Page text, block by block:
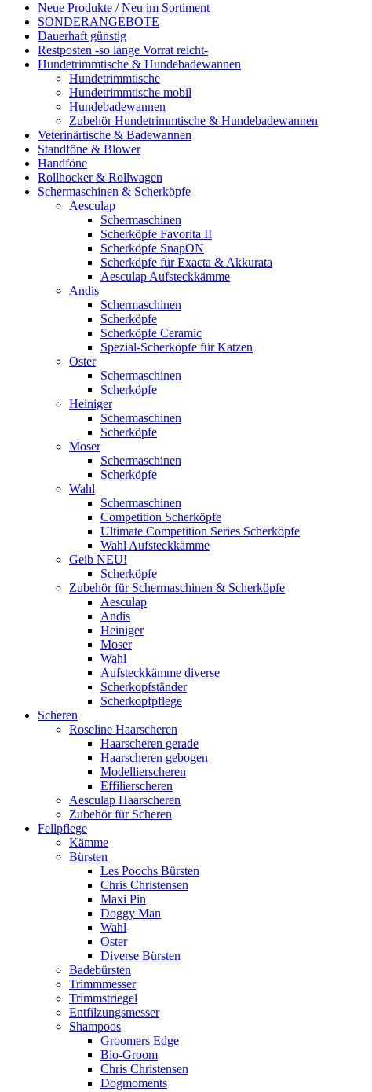
Neue Produkte / Neu im Sortiment
SONDERANGEBOTE
Dauerhaft günstig
Restposten -so lange Vorrat reicht-
Hundetrimmtische & Hundebadewannen
Hundetrimmtische
Hundetrimmtische mobil
Hundebadewannen
Zubehör Hundetrimmtische & Hundebadewannen
Veterinärtische & Badewannen
Standföne & Blower
Handföne
Rollhocker & Rollwagen
Schermaschinen & Scherköpfe
Aesculap
Schermaschinen
Scherköpfe Favorita II
Scherköpfe SnapON
Scherköpfe für Exacta & Akkurata
Aesculap Aufsteckkämme
Andis
Schermaschinen
Scherköpfe
Scherköpfe Ceramic
Spezial-Scherköpfe für Katzen
Oster
Schermaschinen
Scherköpfe
Heiniger
Schermaschinen
Scherköpfe
Moser
Schermaschinen
Scherköpfe
Wahl
Schermaschinen
Competition Scherköpfe
Ultimate Competition Series Scherköpfe
Wahl Aufsteckkämme
Geib NEU!
Scherköpfe
Zubehör für Schermaschinen & Scherköpfe
Aesculap
Andis
Heiniger
Moser
Wahl
Aufsteckkämme diverse
Scherkopfständer
Scherkopfpflege
Scheren
Roseline Haarscheren
Haarscheren gerade
Haarscheren gebogen
Modellierscheren
Effilierscheren
Aesculap Haarscheren
Zubehör für Scheren
Fellpflege
Kämme
Bürsten
Les Poochs Bürsten
Chris Christensen
Maxi Pin
Doggy Man
Wahl
Oster
Diverse Bürsten
Badebürsten
Trimmmesser
Trimmstriegel
Entfilzungsmesser
Shampoos
Groomers Edge
Bio-Groom
Chris Christensen
Dogmoments